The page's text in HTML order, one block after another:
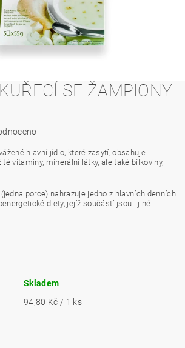
SE ŽAMPIONY
hlavní jídlo, které zasytí, obsahuje
vitaminy, minerální látky, ale také bílkoviny,
porce) nahrazuje jedno z hlavních denních
diety, jejíž součástí jsou i jiné
Skladem
94,80 Kč / 1 ks